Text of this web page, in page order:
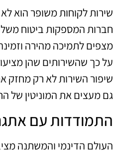
שירות לקוחות משופר הוא
חברות המספקות ביטוח
מצפים לתמיכה מהירה
על כך שהשירותים שהן
שיפור השירות לא רק
גם מעצים את המוניטין של
התמודדות עם
העולם הדינמי והמשתנה